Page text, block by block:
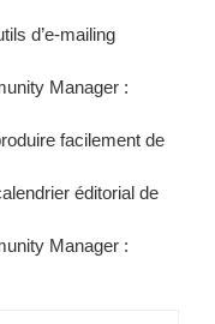
d’e-mailing
Manager :
facilement de
éditorial de
Manager :